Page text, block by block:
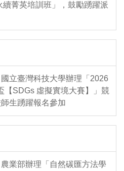
續菁英培訓班」，鼓勵踴躍派
國立臺灣科技大學辦理「2026
【SDGs 虛擬實境大賽】」競
生踴躍報名參加
農業部辦理「自然碳匯方法學